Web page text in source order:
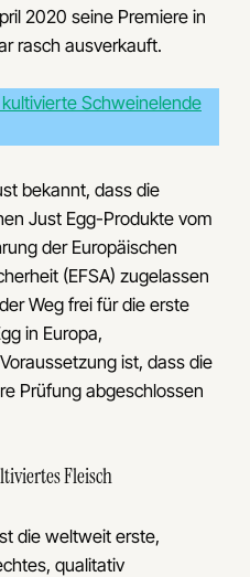
2020 seine Premiere in
rasch ausverkauft.
Schweinelende
bekannt, dass die
Just Egg-Produkte vom
der Europäischen
(EFSA) zugelassen
Weg frei für die erste
in Europa,
ist, dass die
Prüfung abgeschlossen
Fleisch
die weltweit erste,
qualitativ